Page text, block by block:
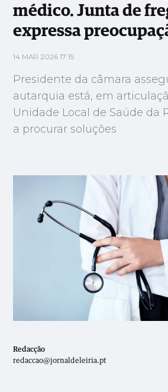
médico. Junta de
expressa
14 MAR 2026 17:15
Presidente da câmara
autarquia está, em
Unidade Local de Saúde da
a procurar soluções
Redacção
redaccao@jornaldeleiria.pt